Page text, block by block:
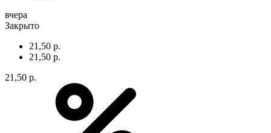
вчера
Закрыто
21,50 р.
21,50 р.
21,50 р.